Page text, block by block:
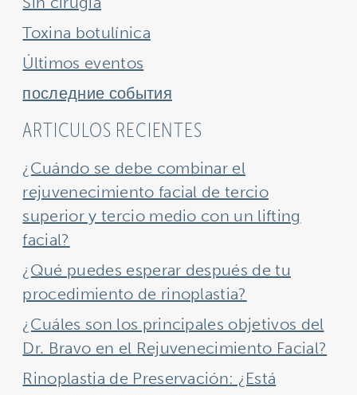
Toxina botulínica
Últimos eventos
последние события
ARTICULOS RECIENTES
¿Cuándo se debe combinar el
rejuvenecimiento facial de tercio
superior y tercio medio con un lifting
facial?
¿Qué puedes esperar después de tu
procedimiento de rinoplastia?
¿Cuáles son los principales objetivos del
Dr. Bravo en el Rejuvenecimiento Facial?
Rinoplastia de Preservación: ¿Está